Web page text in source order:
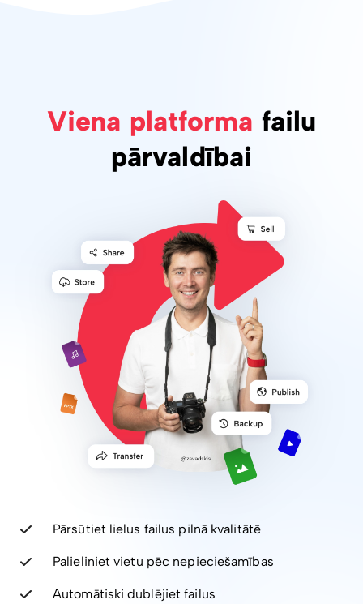
Viena platforma failu
pārvaldībai
Pārsūtiet lielus failus pilnā kvalitātē
Palieliniet vietu pēc nepieciešamības
Automātiski dublējiet failus